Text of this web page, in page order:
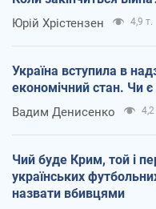
Юрій Хрістензен 4,9 т.
Україна вступила в
економічний стан. Чи є
Вадим Денисенко 4,2
Чий буде Крим, той і
українських
назвати вбивцями